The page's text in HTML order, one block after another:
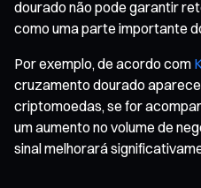
dourado não pode garantir
como uma parte importante
Por exemplo, de acordo com
cruzamento dourado
criptomoedas, se for
um aumento no volume de
sinal melhorará